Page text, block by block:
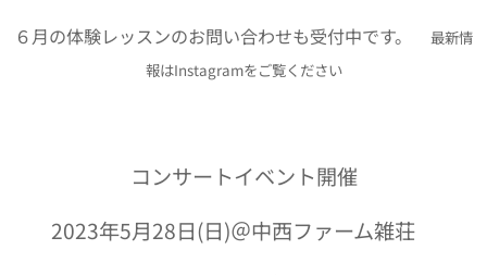
６月の体験レッスンのお問い合わせも受付中です。
👉最新情
報はInstagramをご覧ください
コンサートイベント開催
2023年5月28日(日)＠中西ファーム雑荘